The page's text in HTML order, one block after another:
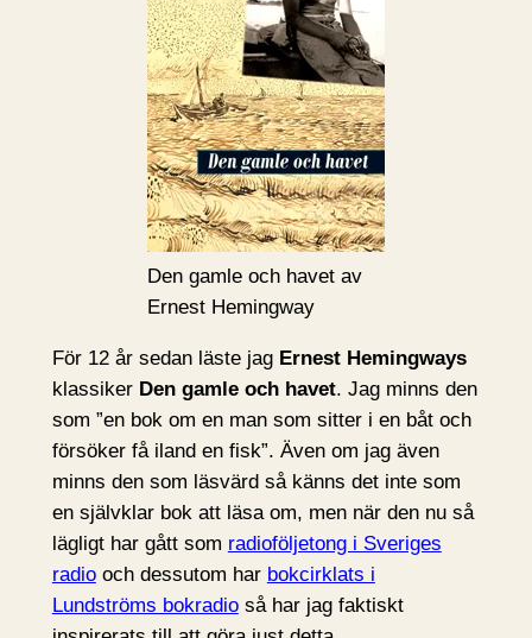
Den gamle och havet av
Ernest Hemingway
För 12 år sedan läste jag Ernest Hemingways
klassiker Den gamle och havet. Jag minns den
som ”en bok om en man som sitter i en båt och
försöker få iland en fisk”. Även om jag även
minns den som läsvärd så känns det inte som
en självklar bok att läsa om, men när den nu så
lägligt har gått som radioföljetong i Sveriges
radiooch dessutom har bokcirklats i
Lundströms bokradioså har jag faktiskt